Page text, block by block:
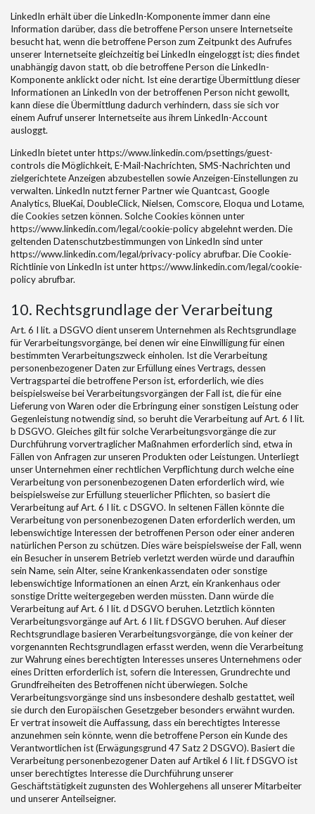
LinkedIn erhält über die LinkedIn-Komponente immer dann eine
Information darüber, dass die betroffene Person unsere Internetseite
besucht hat, wenn die betroffene Person zum Zeitpunkt des Aufrufes
unserer Internetseite gleichzeitig bei LinkedIn eingeloggt ist; dies findet
unabhängig davon statt, ob die betroffene Person die LinkedIn-
Komponente anklickt oder nicht. Ist eine derartige Übermittlung dieser
Informationen an LinkedIn von der betroffenen Person nicht gewollt,
kann diese die Übermittlung dadurch verhindern, dass sie sich vor
einem Aufruf unserer Internetseite aus ihrem LinkedIn-Account
ausloggt.
LinkedIn bietet unter https://www.linkedin.com/psettings/guest-
controls die Möglichkeit, E-Mail-Nachrichten, SMS-Nachrichten und
zielgerichtete Anzeigen abzubestellen sowie Anzeigen-Einstellungen zu
verwalten. LinkedIn nutzt ferner Partner wie Quantcast, Google
Analytics, BlueKai, DoubleClick, Nielsen, Comscore, Eloqua und Lotame,
die Cookies setzen können. Solche Cookies können unter
https://www.linkedin.com/legal/cookie-policy abgelehnt werden. Die
geltenden Datenschutzbestimmungen von LinkedIn sind unter
https://www.linkedin.com/legal/privacy-policy abrufbar. Die Cookie-
Richtlinie von LinkedIn ist unter https://www.linkedin.com/legal/cookie-
policy abrufbar.
10. Rechtsgrundlage der Verarbeitung
Art. 6 I lit. a DSGVO dient unserem Unternehmen als Rechtsgrundlage
für Verarbeitungsvorgänge, bei denen wir eine Einwilligung für einen
bestimmten Verarbeitungszweck einholen. Ist die Verarbeitung
personenbezogener Daten zur Erfüllung eines Vertrags, dessen
Vertragspartei die betroffene Person ist, erforderlich, wie dies
beispielsweise bei Verarbeitungsvorgängen der Fall ist, die für eine
Lieferung von Waren oder die Erbringung einer sonstigen Leistung oder
Gegenleistung notwendig sind, so beruht die Verarbeitung auf Art. 6 I lit.
b DSGVO. Gleiches gilt für solche Verarbeitungsvorgänge die zur
Durchführung vorvertraglicher Maßnahmen erforderlich sind, etwa in
Fällen von Anfragen zur unseren Produkten oder Leistungen. Unterliegt
unser Unternehmen einer rechtlichen Verpflichtung durch welche eine
Verarbeitung von personenbezogenen Daten erforderlich wird, wie
beispielsweise zur Erfüllung steuerlicher Pflichten, so basiert die
Verarbeitung auf Art. 6 I lit. c DSGVO. In seltenen Fällen könnte die
Verarbeitung von personenbezogenen Daten erforderlich werden, um
lebenswichtige Interessen der betroffenen Person oder einer anderen
natürlichen Person zu schützen. Dies wäre beispielsweise der Fall, wenn
ein Besucher in unserem Betrieb verletzt werden würde und daraufhin
sein Name, sein Alter, seine Krankenkassendaten oder sonstige
lebenswichtige Informationen an einen Arzt, ein Krankenhaus oder
sonstige Dritte weitergegeben werden müssten. Dann würde die
Verarbeitung auf Art. 6 I lit. d DSGVO beruhen. Letztlich könnten
Verarbeitungsvorgänge auf Art. 6 I lit. f DSGVO beruhen. Auf dieser
Rechtsgrundlage basieren Verarbeitungsvorgänge, die von keiner der
vorgenannten Rechtsgrundlagen erfasst werden, wenn die Verarbeitung
zur Wahrung eines berechtigten Interesses unseres Unternehmens oder
eines Dritten erforderlich ist, sofern die Interessen, Grundrechte und
Grundfreiheiten des Betroffenen nicht überwiegen. Solche
Verarbeitungsvorgänge sind uns insbesondere deshalb gestattet, weil
sie durch den Europäischen Gesetzgeber besonders erwähnt wurden.
Er vertrat insoweit die Auffassung, dass ein berechtigtes Interesse
anzunehmen sein könnte, wenn die betroffene Person ein Kunde des
Verantwortlichen ist (Erwägungsgrund 47 Satz 2 DSGVO). Basiert die
Verarbeitung personenbezogener Daten auf Artikel 6 I lit. f DSGVO ist
unser berechtigtes Interesse die Durchführung unserer
Geschäftstätigkeit zugunsten des Wohlergehens all unserer Mitarbeiter
und unserer Anteilseigner.